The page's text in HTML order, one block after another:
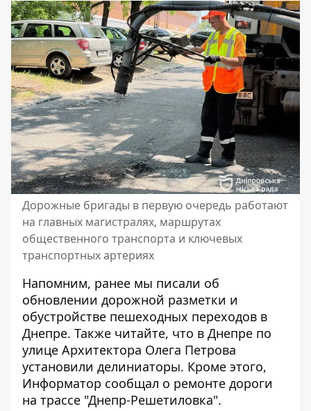
Дорожные бригады в первую очередь работают
на главных магистралях, маршрутах
общественного транспорта и ключевых
транспортных артериях
Напомним, ранее мы писали об
обновлении дорожной разметки и
обустройстве пешеходных переходов в
Днепре. Также читайте, что в Днепре по
улице Архитектора Олега Петрова
установили делиниаторы. Кроме этого,
Информатор сообщал о ремонте дороги
на трассе "Днепр-Решетиловка".